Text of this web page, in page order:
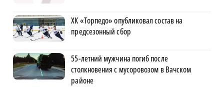
ХК «Торпедо» опубликовал состав на
предсезонный сбор
55-летний мужчина погиб после
столкновения с мусоровозом в Вачском
районе